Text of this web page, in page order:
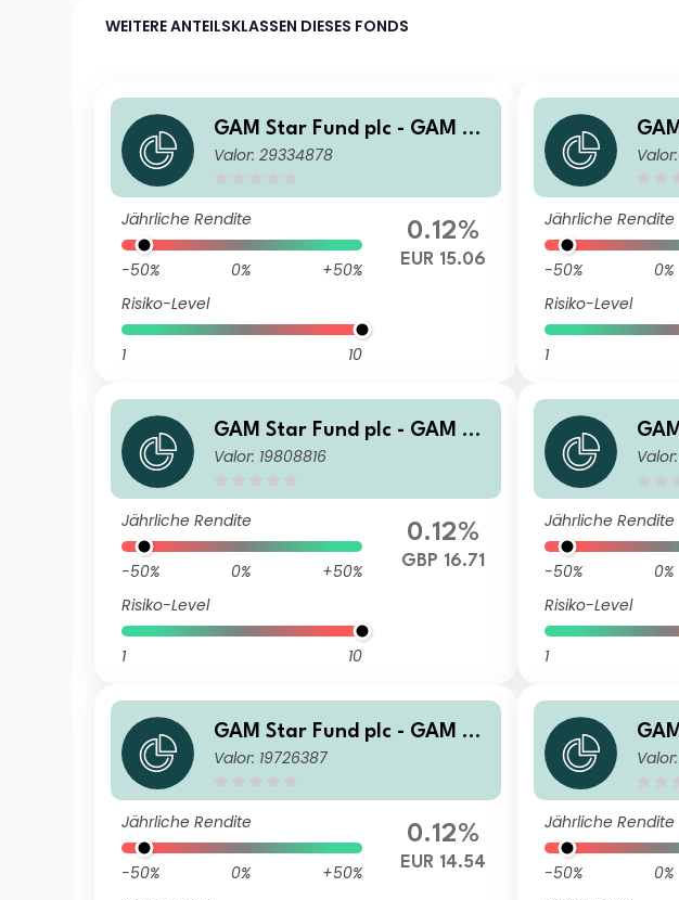
WEITERE ANTEILSKLASSEN DIESES FONDS
GAM Star Fund plc - GAM St
ar Global Cautious Z Hedge
Valor: 29334878
Jährliche Rendite
-50% 0%
+50%
Risiko-Level
1 10
0.12%
EUR 15.06
ar
Jährliche Rendite
-50% 0%
Risiko-Level
1
GAM Star Fund plc - GAM St
ar Global Cautious Selling A
Valor: 19808816
Jährliche Rendite
-50% 0%
+50%
Risiko-Level
1 10
0.12%
GBP 16.71
ar
Jährliche Rendite
-50% 0%
Risiko-Level
1
GAM Star Fund plc - GAM St
ar Global Cautious Ordinary
Valor: 19726387
Jährliche Rendite
-50% 0%
+50%
0.12%
EUR 14.54
ar
Jährliche Rendite
-50% 0%